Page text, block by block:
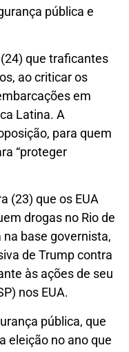
pública e
que traficantes
ao criticar os
em
Latina. A
para quem
“proteger
(23) que os EUA
drogas no Rio de
base governista,
de Trump contra
às ações de seu
nos EUA.
pública, que
eleição no ano que